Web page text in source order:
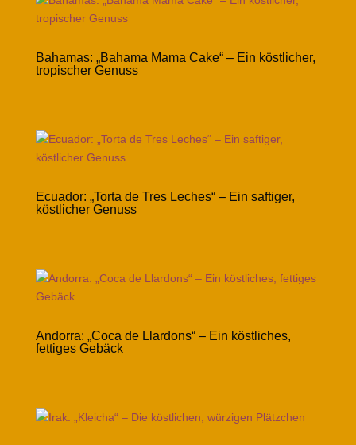
Bahamas: „Bahama Mama Cake“ – Ein köstlicher,
tropischer Genuss
Ecuador: „Torta de Tres Leches“ – Ein saftiger,
köstlicher Genuss
Andorra: „Coca de Llardons“ – Ein köstliches,
fettiges Gebäck